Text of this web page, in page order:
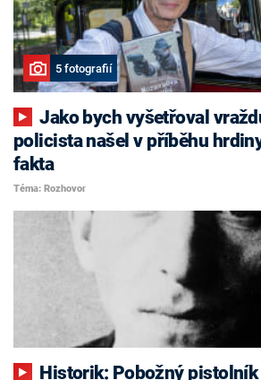
5 fotografií
Jako bych vyšetřoval vraždu. Bývalý
policista našel v příběhu
fakta
Téma: Rozhovor